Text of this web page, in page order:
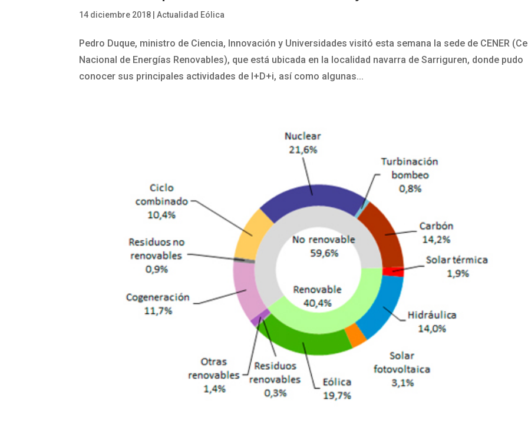
14 diciembre 2018 |Actualidad Eólica
Pedro Duque, ministro de Ciencia, Innovación y Universidades visitó esta semana la sede de CENER
Nacional de Energías Renovables), que está ubicada en la localidad navarra de Sarriguren, donde pudo
conocer sus principales actividades de I+D+i, así como algunas...